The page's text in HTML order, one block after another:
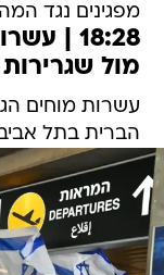
מפגינים נגד
18:28 |
מול
עשרות מוחים
הברית בתל